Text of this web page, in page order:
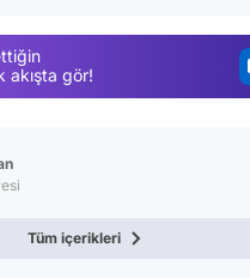
akışta gör!
Tüm içerikleri